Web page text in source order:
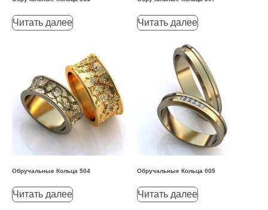
Читать далее Читать далее
Обручальные Кольца 504
Читать далее
Обручальные Кольца 005
Читать далее